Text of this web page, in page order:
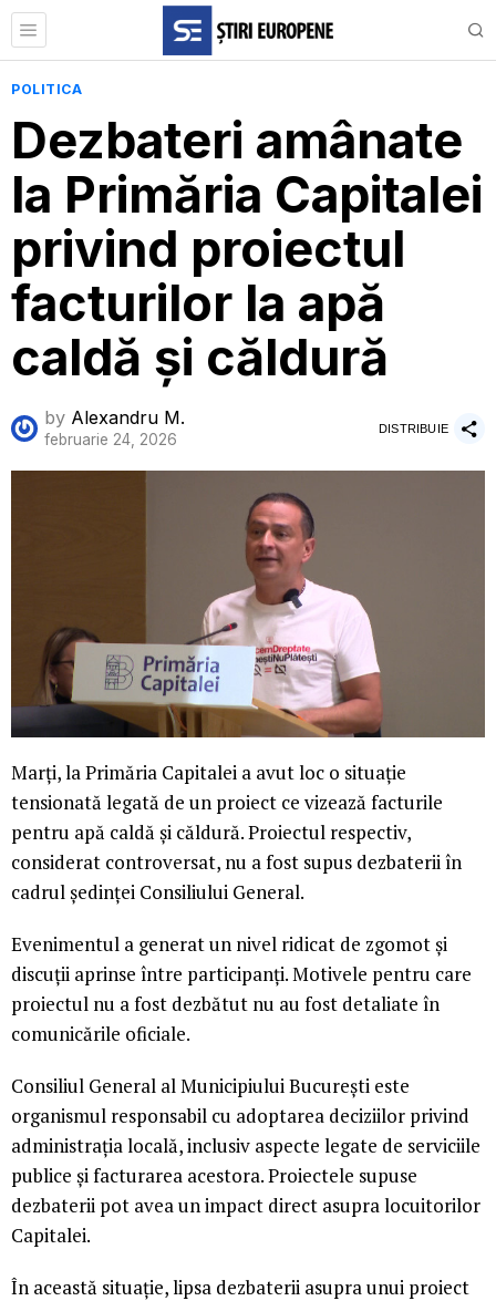
POLITICA
Dezbateri amânate
la Primăria Capitalei
privind proiectul
facturilor la apă
caldă și căldură
by Alexandru M.
februarie 24, 2026
DISTRIBUIE
Marți, la Primăria Capitalei a avut loc o situație
tensionată legată de un proiect ce vizează facturile
pentru apă caldă și căldură. Proiectul respectiv,
considerat controversat, nu a fost supus dezbaterii în
cadrul ședinței Consiliului General.
Evenimentul a generat un nivel ridicat de zgomot și
discuții aprinse între participanți. Motivele pentru care
proiectul nu a fost dezbătut nu au fost detaliate în
comunicările oficiale.
Consiliul General al Municipiului București este
organismul responsabil cu adoptarea deciziilor privind
administrația locală, inclusiv aspecte legate de serviciile
publice și facturarea acestora. Proiectele supuse
dezbaterii pot avea un impact direct asupra locuitorilor
Capitalei.
În această situație, lipsa dezbaterii asupra unui proiect